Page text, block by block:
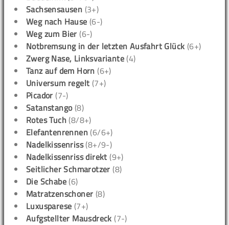
Sachsensausen (3+)
Weg nach Hause (6-)
Weg zum Bier (6-)
Notbremsung in der letzten Ausfahrt Glück (6+)
Zwerg Nase, Linksvariante (4)
Tanz auf dem Horn (6+)
Universum regelt (7+)
Picador (7-)
Satanstango(8)
Rotes Tuch (8/8+)
Elefantenrennen (6/6+)
Nadelkissenriss(8+/9-)
Nadelkissenriss direkt (9+)
Seitlicher Schmarotzer (8)
Die Schabe (6)
Matratzenschoner (8)
Luxusparese (7+)
Aufgstellter Mausdreck (7-)